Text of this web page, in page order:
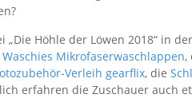
„Die Höhle der Löwen 2018“ in der
Waschies Mikrofaserwaschlappen,
Verleih gearflix, die
erfahren die Zuschauer auch